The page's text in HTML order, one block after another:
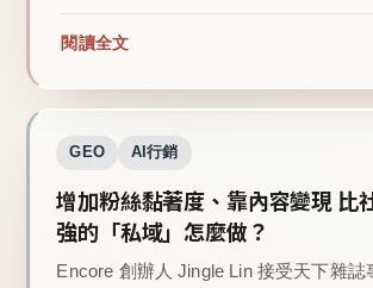
閱讀全文
GEO AI行銷
增加粉絲黏著度、靠內容變現 比
強的「私域」怎麼做？
Encore 創辦人 Jingle Lin 接受天下雜誌